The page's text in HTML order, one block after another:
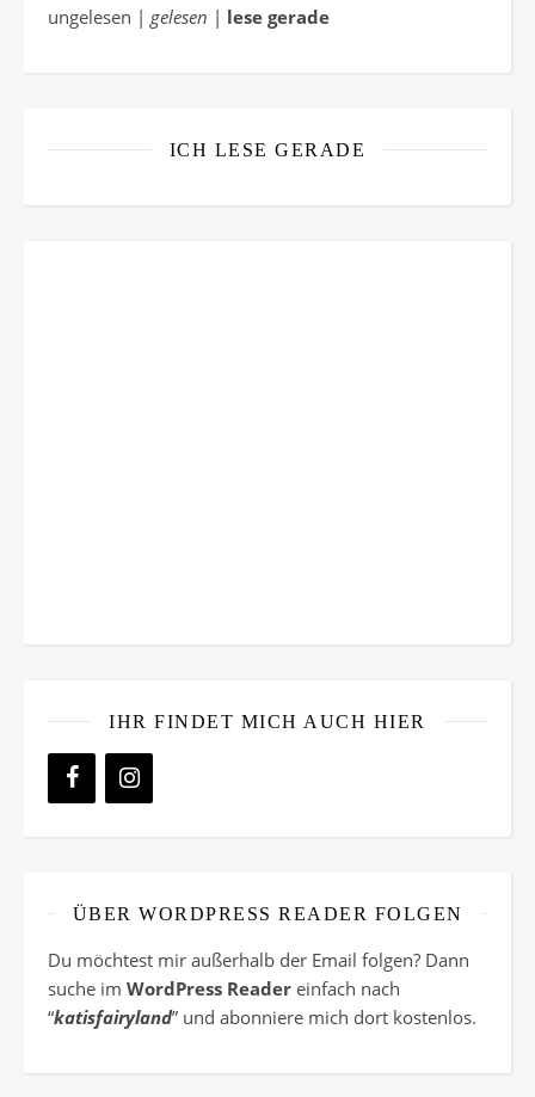
ungelesen | gelesen | lese gerade
ICH LESE GERADE
IHR FINDET MICH AUCH HIER
ÜBER WORDPRESS READER FOLGEN
Du möchtest mir außerhalb der Email folgen? Dann
suche im WordPress Reader einfach nach
“katisfairyland” und abonniere mich dort kostenlos.